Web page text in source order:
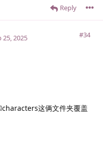
Reply
#34
25, 2025
这俩文件夹覆盖